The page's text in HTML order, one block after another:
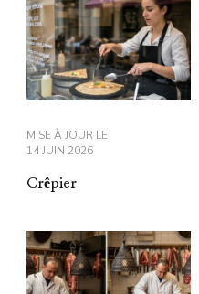
MISE À JOUR LE
14 JUIN 2026
Crêpier